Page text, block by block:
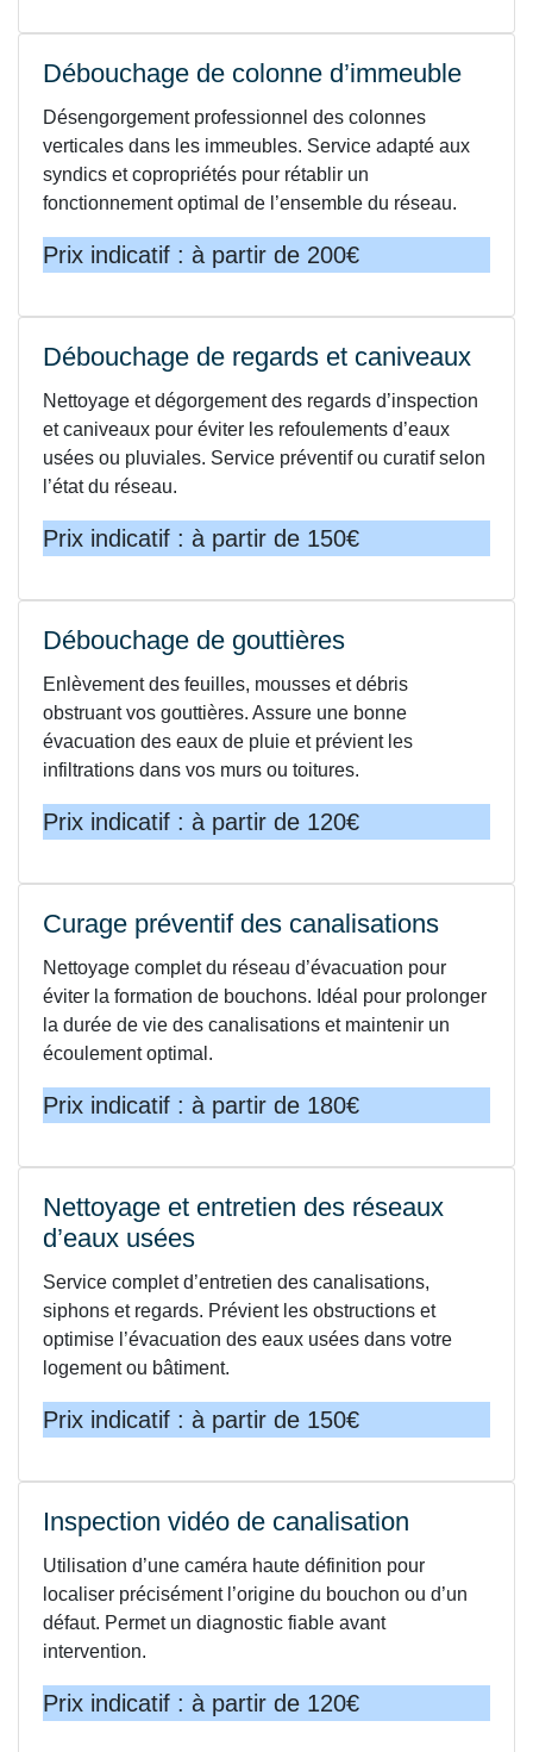
Débouchage de colonne d’immeuble
Désengorgement professionnel des colonnes
verticales dans les immeubles. Service adapté aux
syndics et copropriétés pour rétablir un
fonctionnement optimal de l’ensemble du réseau.
Prix indicatif : à partir de 200€
Débouchage de regards et caniveaux
Nettoyage et dégorgement des regards d’inspection
et caniveaux pour éviter les refoulements d’eaux
usées ou pluviales. Service préventif ou curatif selon
l’état du réseau.
Prix indicatif : à partir de 150€
Débouchage de gouttières
Enlèvement des feuilles, mousses et débris
obstruant vos gouttières. Assure une bonne
évacuation des eaux de pluie et prévient les
infiltrations dans vos murs ou toitures.
Prix indicatif : à partir de 120€
Curage préventif des canalisations
Nettoyage complet du réseau d’évacuation pour
éviter la formation de bouchons. Idéal pour prolonger
la durée de vie des canalisations et maintenir un
écoulement optimal.
Prix indicatif : à partir de 180€
Nettoyage et entretien des réseaux
d’eaux usées
Service complet d’entretien des canalisations,
siphons et regards. Prévient les obstructions et
optimise l’évacuation des eaux usées dans votre
logement ou bâtiment.
Prix indicatif : à partir de 150€
Inspection vidéo de canalisation
Utilisation d’une caméra haute définition pour
localiser précisément l’origine du bouchon ou d’un
défaut. Permet un diagnostic fiable avant
intervention.
Prix indicatif : à partir de 120€